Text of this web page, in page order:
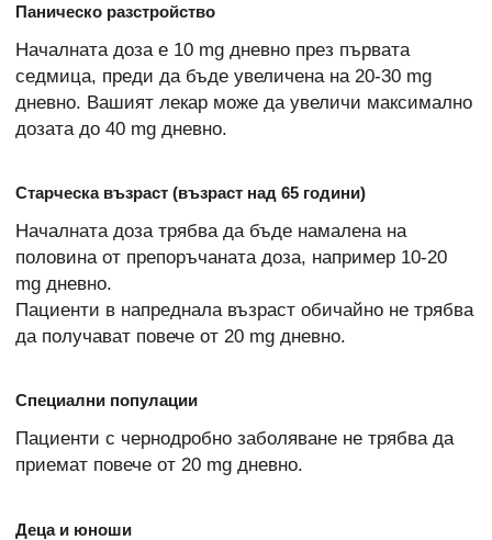
Паническо разстройство
Началната доза е 10 mg дневно през първата
седмица, преди да бъде увеличена на 20-30 mg
дневно. Вашият лекар може да увеличи максимално
дозата до 40 mg дневно.
Старческа възраст (възраст над 65 години)
Началната доза трябва да бъде намалена на
половина от препоръчаната доза, например 10-20
mg дневно.
Пациенти в напреднала възраст обичайно не трябва
да получават повече от 20 mg дневно.
Специални популации
Пациенти с чернодробно заболяване не трябва да
приемат повече от 20 mg дневно.
Деца и юноши